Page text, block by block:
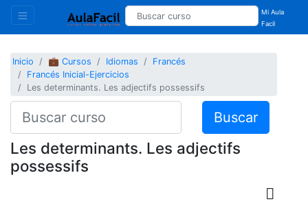
Mi Aula
Facil
Inicio 💼 Cursos Idiomas
Francés
Francés Inicial-Ejercicios
Les determinants. Les adjectifs possessifs
Buscar
Les determinants. Les adjectifs
possessifs